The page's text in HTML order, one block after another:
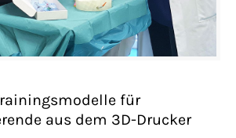
für
aus dem 3D-Drucker